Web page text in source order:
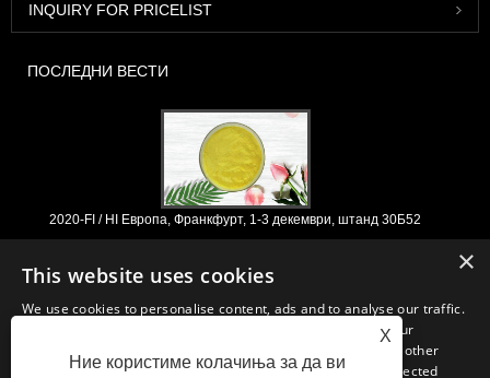
INQUIRY FOR PRICELIST
ПОСЛЕДНИ ВЕСТИ
2020-FI / HI Европа, Франкфурт, 1-3 декември, штанд 30Б52
Ние ги развиваме, пласираме и дистрибуираме основните состојки
и производи за нутриционистички производи, додатоци и
функционална индустрија за храна и пијалоци од примарните
производствени капацитети со седиште во Кина, Јапонија и Кореја,
каде имаме долгогодишно искуство и сме многу добро етаблирани.
X
Ние користиме колачиња за да ви
×
This website uses cookies
We use cookies to personalise content, ads and to analyse our traffic.
We also share information about your use of our site with our
advertising and analytics partners who may combine it with other
information that you’ve provided to them or that they’ve collected